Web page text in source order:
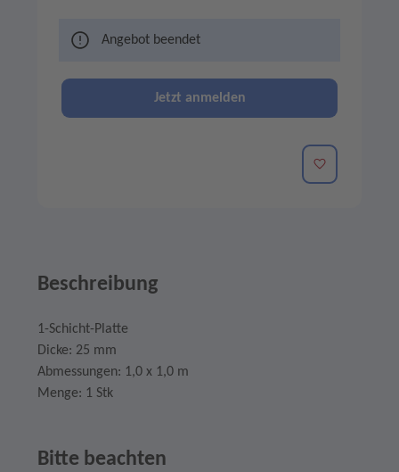
Angebot beendet
Jetzt anmelden
Merken
Beschreibung
1-Schicht-Platte
Dicke: 25 mm
Abmessungen: 1,0 x 1,0 m
Menge: 1 Stk
Bitte beachten